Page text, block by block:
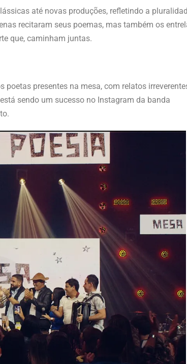
até novas produções, refletindo a
recitaram seus poemas, mas também os
que, caminham juntas.
presentes na mesa, com relatos
sendo um sucesso no Instagram da banda